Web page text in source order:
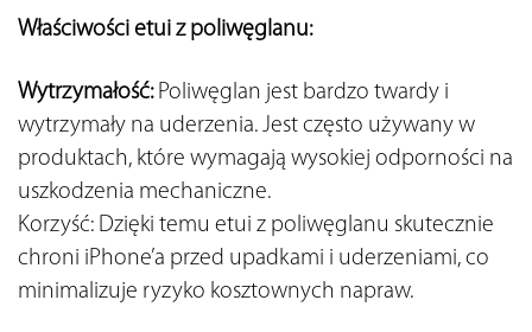
Właściwości etui z poliwęglanu:
Wytrzymałość: Poliwęglan jest bardzo twardy i
wytrzymały na uderzenia. Jest często używany w
produktach, które wymagają wysokiej odporności na
uszkodzenia mechaniczne.
Korzyść: Dzięki temu etui z poliwęglanu skutecznie
chroni iPhone’a przed upadkami i uderzeniami, co
minimalizuje ryzyko kosztownych napraw.